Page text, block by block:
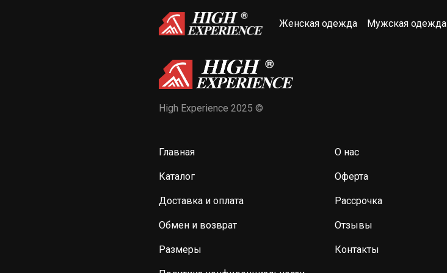
Женская одежда Мужская одежда
High Experience 2025 ©
Главная
Каталог
Доставка и оплата
Обмен и возврат
Размеры
О нас
Оферта
Рассрочка
Отзывы
Контакты